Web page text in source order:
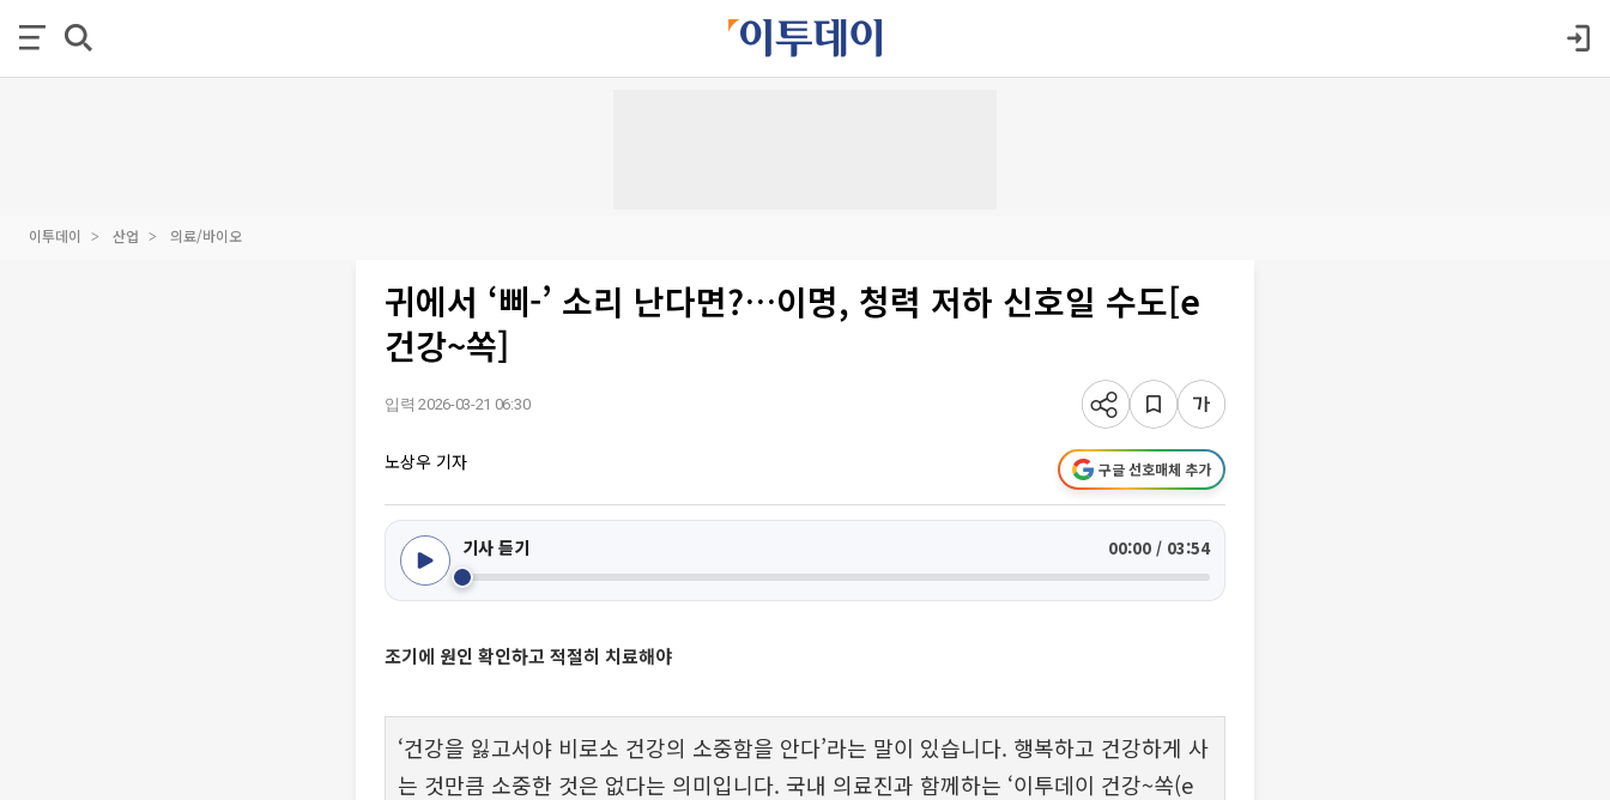
이투데이 산업 의료/바이오
귀에서 ‘삐-’ 소리 난다면?…이명, 청력 저하 신호일 수도[e
건강~쏙]
입력 2026-03-21 06:30
노상우 기자 구글 선호매체 추가
기사 듣기 00:00 / 03:54
조기에 원인 확인하고 적절히 치료해야
‘건강을 잃고서야 비로소 건강의 소중함을 안다’라는 말이 있습니다. 행복하고 건강하게 사
는 것만큼 소중한 것은 없다는 의미입니다. 국내 의료진과 함께하는 ‘이투데이 건강~쏙(e